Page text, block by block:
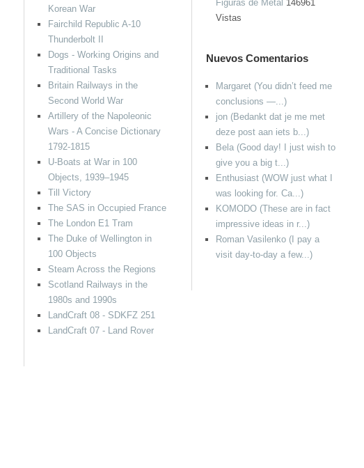
Figuras de Metal 146961
Vistas
Nuevos Comentarios
Margaret (You didn’t feed me
conclusions —...)
jon (Bedankt dat je me met
deze post aan iets b...)
Bela (Good day! I just wish to
give you a big t...)
Enthusiast (WOW just what I
was looking for. Ca...)
KOMODO (These are in fact
impressive ideas in r...)
Roman Vasilenko (I pay a
visit day-to-day a few...)
Korean War
Fairchild Republic A-10
Thunderbolt II
Dogs - Working Origins and
Traditional Tasks
Britain Railways in the
Second World War
Artillery of the Napoleonic
Wars - A Concise Dictionary
1792-1815
U-Boats at War in 100
Objects, 1939–1945
Till Victory
The SAS in Occupied France
The London E1 Tram
The Duke of Wellington in
100 Objects
Steam Across the Regions
Scotland Railways in the
1980s and 1990s
LandCraft 08 - SDKFZ 251
LandCraft 07 - Land Rover